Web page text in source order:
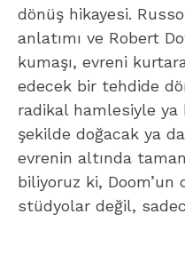
dönüş hikayesi.
anlatımı ve Robert
kumaşı, evreni
edecek bir tehdide
radikal hamlesiyle
şekilde doğacak ya
evrenin altında
biliyoruz ki, Doom’un
stüdyolar değil,